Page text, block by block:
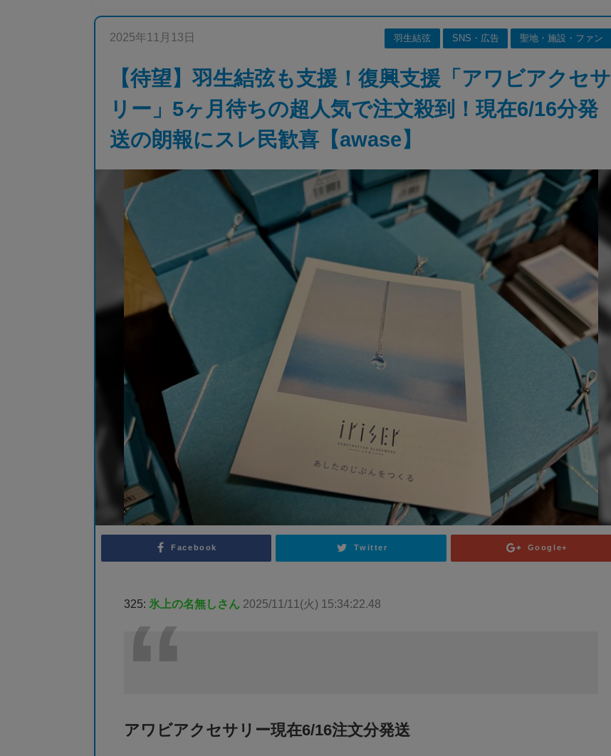
2025年11月13日 羽生結弦 SNS・広告 聖地・施設・ファン
【待望】羽生結弦も支援！復興支援「アワビアクセサ
リー」5ヶ月待ちの超人気で注文殺到！現在6/16分発
送の朗報にスレ民歓喜【awase】
Facebook Twitter Google+
325: 氷上の名無しさん 2025/11/11(火) 15:34:22.48
アワビアクセサリー現在6/16注文分発送